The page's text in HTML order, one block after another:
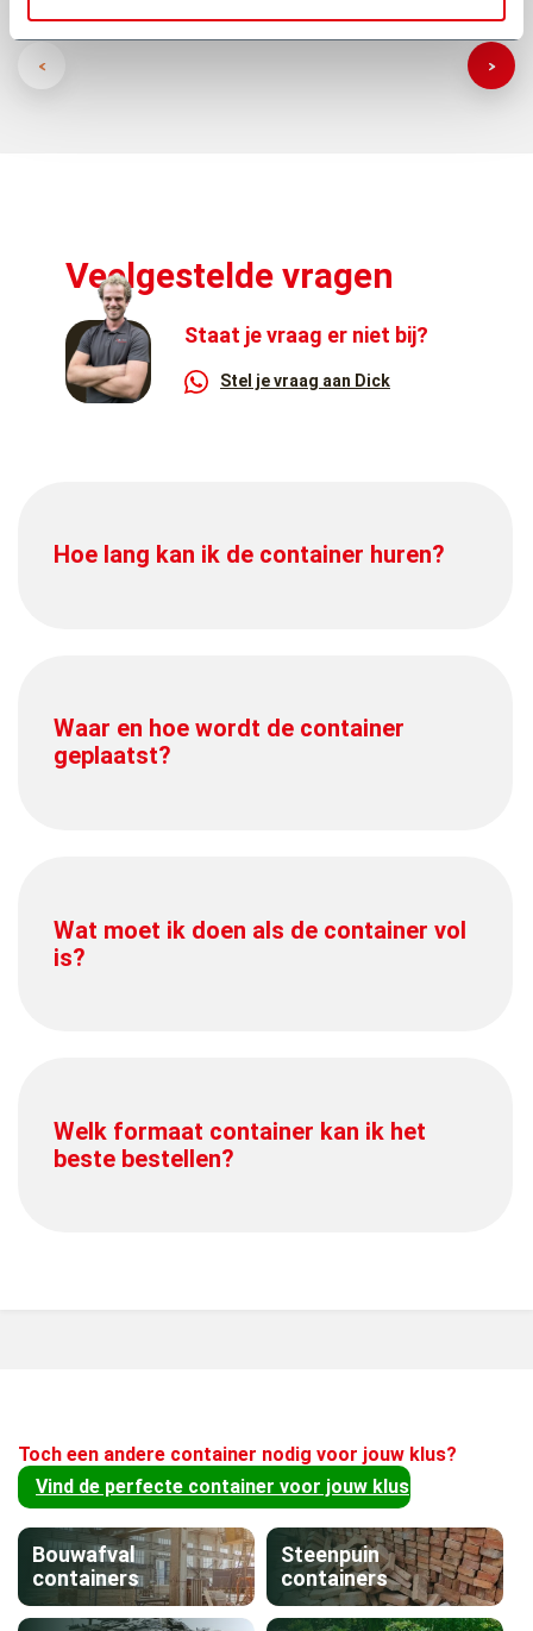
Veelgestelde vragen
Staat je vraag er niet bij?
Stel je vraag aan Dick
Hoe lang kan ik de container huren?
Waar en hoe wordt de container
geplaatst?
Wat moet ik doen als de container vol
is?
Welk formaat container kan ik het
beste bestellen?
Toch een andere container nodig voor jouw klus?
Vind de perfecte container voor jouw klus
Bouwafval
containers
Steenpuin
containers